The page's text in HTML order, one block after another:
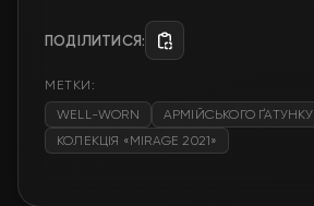
ПОДІЛИТИСЯ:
МЕТКИ:
WELL-WORN
АРМІЙСЬКОГО ҐАТУНКУ
КОЛЕКЦІЯ «MIRAGE 2021»